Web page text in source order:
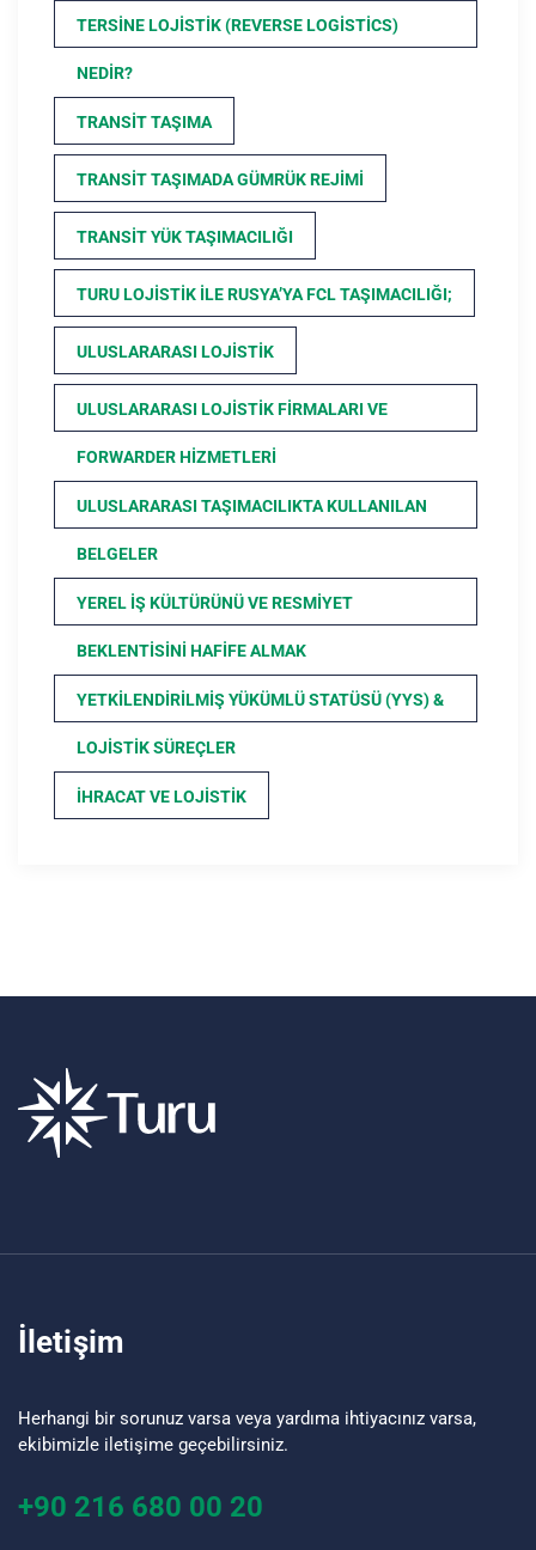
TERSINE LOJISTIK (REVERSE LOGISTICS)
NEDIR?
TRANSIT TAŞIMA
TRANSIT TAŞIMADA GÜMRÜK REJIMI
TRANSIT YÜK TAŞIMACILIĞI
TURU LOJISTIK ILE RUSYA’YA FCL TAŞIMACILIĞI;
ULUSLARARASI LOJISTIK
ULUSLARARASI LOJISTIK FIRMALARI VE
FORWARDER HIZMETLERI
ULUSLARARASI TAŞIMACILIKTA KULLANILAN
BELGELER
YEREL İŞ KÜLTÜRÜNÜ VE RESMIYET
BEKLENTISINI HAFIFE ALMAK
YETKILENDIRILMIŞ YÜKÜMLÜ STATÜSÜ (YYS) &
LOJISTIK SÜREÇLER
İHRACAT VE LOJISTIK
İletişim
Herhangi bir sorunuz varsa veya yardıma ihtiyacınız varsa,
ekibimizle iletişime geçebilirsiniz.
+90 216 680 00 20